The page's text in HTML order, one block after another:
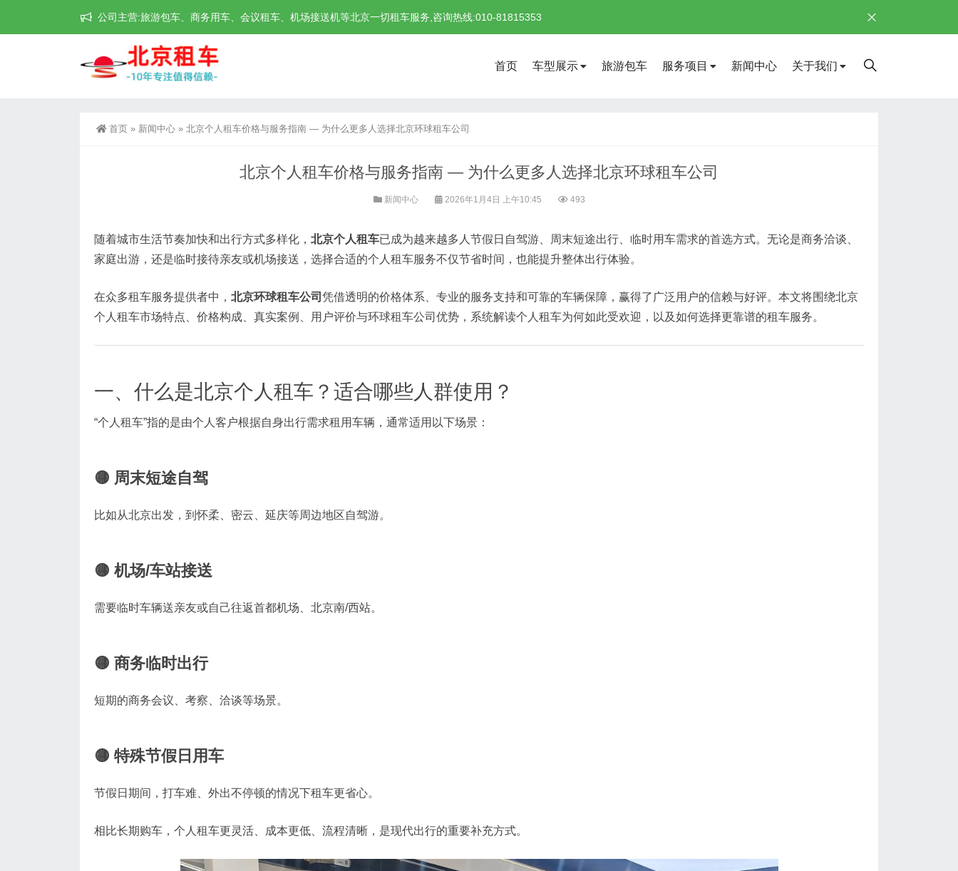
公司主营:旅游包车、商务用车、会议租车、机场接送机等北京一切租车服务,咨询热线:010-81815353
首页 车型展示 旅游包车 服务项目 新闻中心 关于我们
首页 » 新闻中心 » 北京个人租车价格与服务指南 — 为什么更多人选择北京环球租车公司
北京个人租车价格与服务指南 — 为什么更多人选择北京环球租车公司
新闻中心 2026年1月4日 上午10:45 493
随着城市生活节奏加快和出行方式多样化， 北京个人租车已成为越来越多人节假日自驾游、周末短途出行、临时用车需求的首选方式。无论是商务洽谈、
家庭出游，还是临时接待亲友或机场接送，选择合适的个人租车服务不仅节省时间，也能提升整体出行体验。
在众多租车服务提供者中， 北京环球租车公司 凭借透明的价格体系、专业的服务支持和可靠的车辆保障，赢得了广泛用户的信赖与好评。本文将围绕北京
个人租车市场特点、价格构成、真实案例、用户评价与环球租车公司优势，系统解读个人租车为何如此受欢迎，以及如何选择更靠谱的租车服务。
一、什么是北京个人租车？适合哪些人群使用？
“个人租车”指的是由个人客户根据自身出行需求租用车辆，通常适用以下场景：
🟡 周末短途自驾
比如从北京出发，到怀柔、密云、延庆等周边地区自驾游。
🟡 机场/车站接送
需要临时车辆送亲友或自己往返首都机场、北京南/西站。
🟡 商务临时出行
短期的商务会议、考察、洽谈等场景。
🟡 特殊节假日用车
节假日期间，打车难、外出不停顿的情况下租车更省心。
相比长期购车，个人租车更灵活、成本更低、流程清晰，是现代出行的重要补充方式。